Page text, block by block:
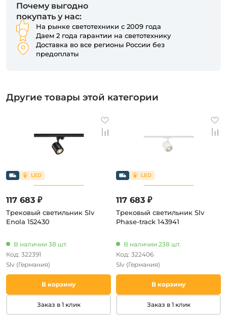
Почему выгодно
покупать у нас:
На рынке светотехники с 2009 года
Даем 2 года гарантии на светотехнику
Доставка во все регионы России без
предоплаты
Другие товары этой категории
117 683 ₽
Трековый светильник Slv
Enola 152430
В наличии 38 шт.
Код: 322391
Slv (Германия)
В корзину
Заказ в 1 клик
117 683 ₽
Трековый светильник Slv
Phase-track 143941
В наличии 238 шт.
Код: 322406
Slv (Германия)
В корзину
Заказ в 1 клик